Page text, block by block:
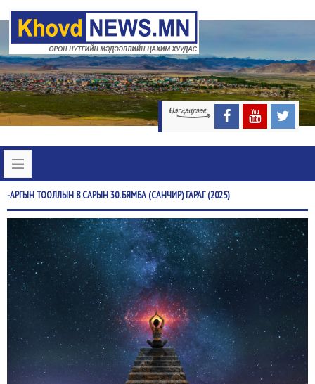
-АРГЫНТООЛЛЫН 8 САРЫН 30. БЯМБА (САНЧИР) ГАРАГ (2025)